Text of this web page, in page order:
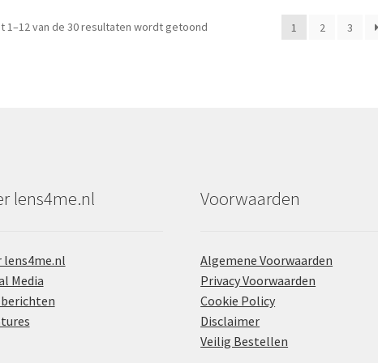
1–12 van de 30 resultaten wordt getoond 1 2 3
lens4me.nl
lens4me.nl
Media
Voorwaarden
Algemene Voorwaarden
Privacy Voorwaarden
Cookie Policy
Disclaimer
Veilig Bestellen